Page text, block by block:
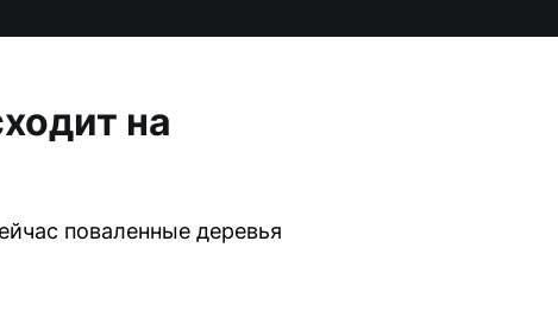
на
поваленные деревья